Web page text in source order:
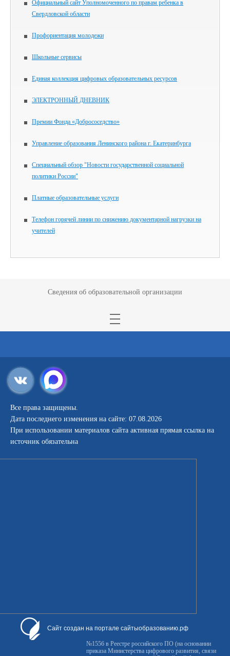
Официальный сайт Уполномоченного по правам ребенка в
Свердловской области
Профориентация молодежи
Школьные сервисы
Единая коллекция цифровых образовательных ресурсов
ЭЛЕКТРОННЫЙ ДНЕВНИК
Премии Фонда «Добрососедство»
Управление образования Ленинского района г. Екатеринбурга
Специальный обзор "Новости государственной социальной
политики России"
Платные образовательные услуги
Телефон горячей линии по снижению документарной нагрузки на
учителей
Сведения об образовательной организации
Все права защищены.
Дата последнего изменения на сайте: 07.08.2026
При использовании материалов сайта активная прямая ссылка на
источник обязательна
Сайт создан на портале сайтыобразованию.рф
№1556 в Реестре российского ПО (на основании
приказа Министерства цифрового развития, связи